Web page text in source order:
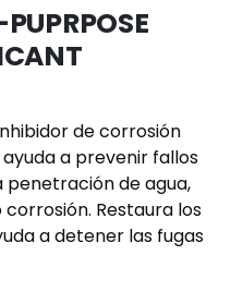
de corrosión
a prevenir fallos
de agua,
Restaura los
a detener las fugas